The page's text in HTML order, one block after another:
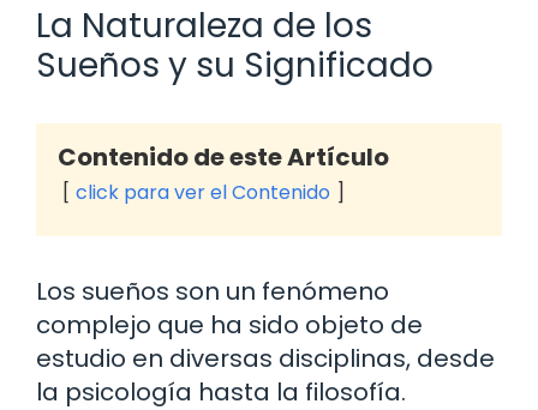
La Naturaleza de los
Sueños y su Significado
Contenido de este Artículo
click para ver el Contenido
Los sueños son un fenómeno
complejo que ha sido objeto de
estudio en diversas disciplinas, desde
la psicología hasta la filosofía.